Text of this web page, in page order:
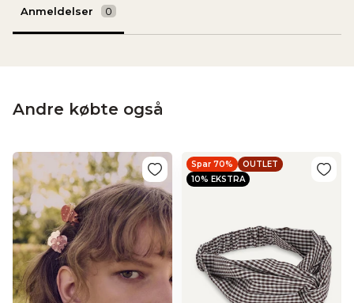
Anmeldelser
Andre købte også
Spar 70%
OUTLET
10% EKSTRA